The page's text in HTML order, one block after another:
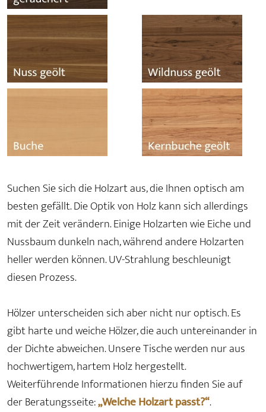
Suchen Sie sich die Holzart aus, die Ihnen optisch am
besten gefällt. Die Optik von Holz kann sich allerdings
mit der Zeit verändern. Einige Holzarten wie Eiche und
Nussbaum dunkeln nach, während andere Holzarten
heller werden können. UV-Strahlung beschleunigt
diesen Prozess.
Hölzer unterscheiden sich aber nicht nur optisch. Es
gibt harte und weiche Hölzer, die auch untereinander in
der Dichte abweichen. Unsere Tische werden nur aus
hochwertigem, hartem Holz hergestellt.
Weiterführende Informationen hierzu finden Sie auf
der Beratungsseite:„Welche Holzart passt?“.